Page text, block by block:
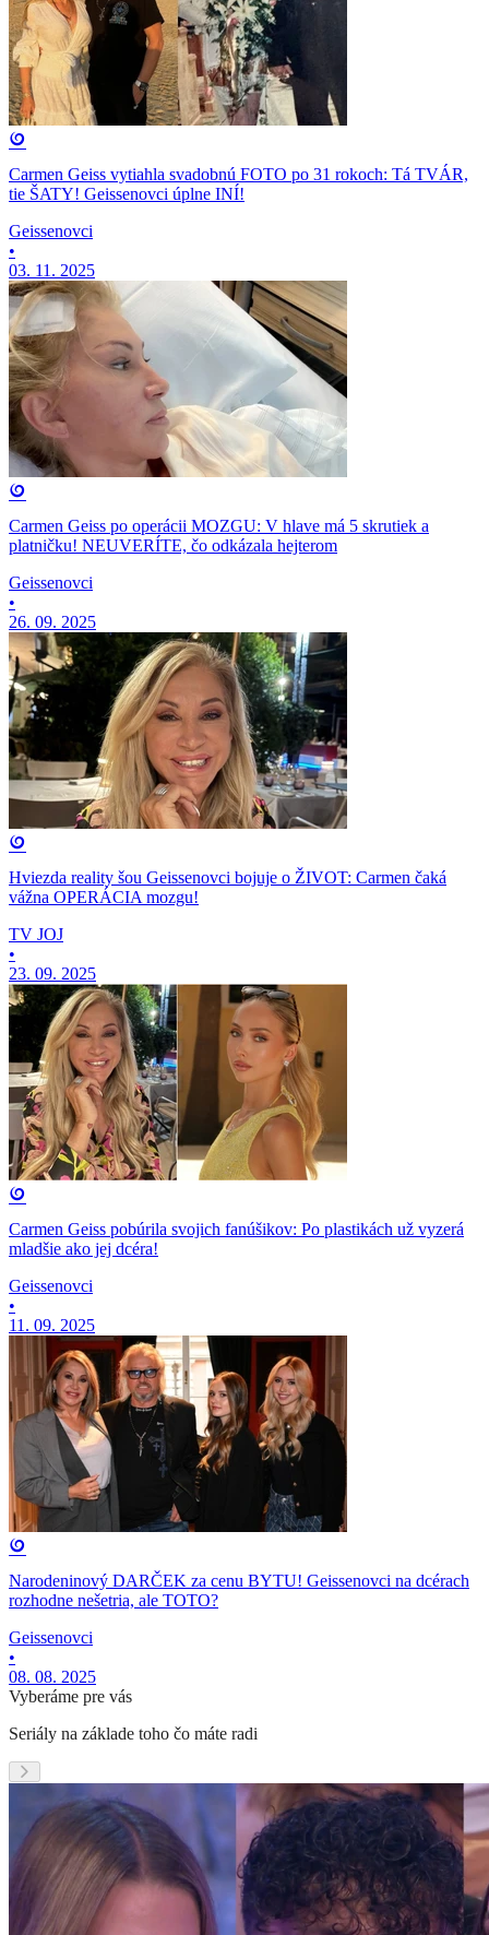
Carmen Geiss vytiahla svadobnú FOTO po 31 rokoch: Tá TVÁR,
tie ŠATY! Geissenovci úplne INÍ!
Geissenovci
•
03. 11. 2025
Carmen Geiss po operácii MOZGU: V hlave má 5 skrutiek a
platničku! NEUVERÍTE, čo odkázala hejterom
Geissenovci
•
26. 09. 2025
Hviezda reality šou Geissenovci bojuje o ŽIVOT: Carmen čaká
vážna OPERÁCIA mozgu!
TV JOJ
•
23. 09. 2025
Carmen Geiss pobúrila svojich fanúšikov: Po plastikách už vyzerá
mladšie ako jej dcéra!
Geissenovci
•
11. 09. 2025
Narodeninový DARČEK za cenu BYTU! Geissenovci na dcérach
rozhodne nešetria, ale TOTO?
Geissenovci
•
08. 08. 2025
Vyberáme pre vás
Seriály na základe toho čo máte radi